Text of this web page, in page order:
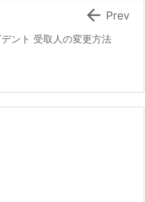
ント 受取人の変更方法
 Prev